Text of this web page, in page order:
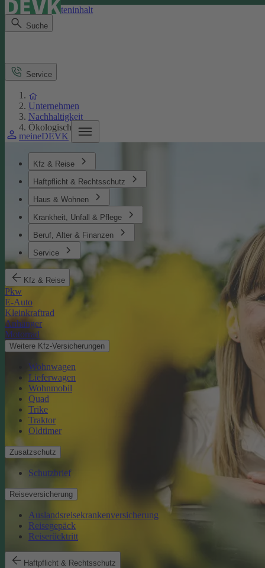
Direkt zum Seiteninhalt
Suche
meineDEVK
Kfz & Reise
Haftpflicht & Rechtsschutz
Haus & Wohnen
Krankheit, Unfall & Pflege
Beruf, Alter & Finanzen
Service
Kfz & Reise
Pkw
E-Auto
Kleinkraftrad
Anhänger
Motorrad
Weitere Kfz-Versicherungen
Wohnwagen
Lieferwagen
Wohnmobil
Quad
Trike
Traktor
Oldtimer
Zusatzschutz
Schutzbrief
Reiseversicherung
Auslandsreisekrankenversicherung
Reisegepäck
Reiserücktritt
Haftpflicht & Rechtsschutz
Service
Unternehmen
Nachhaltigkeit
Ökologisches